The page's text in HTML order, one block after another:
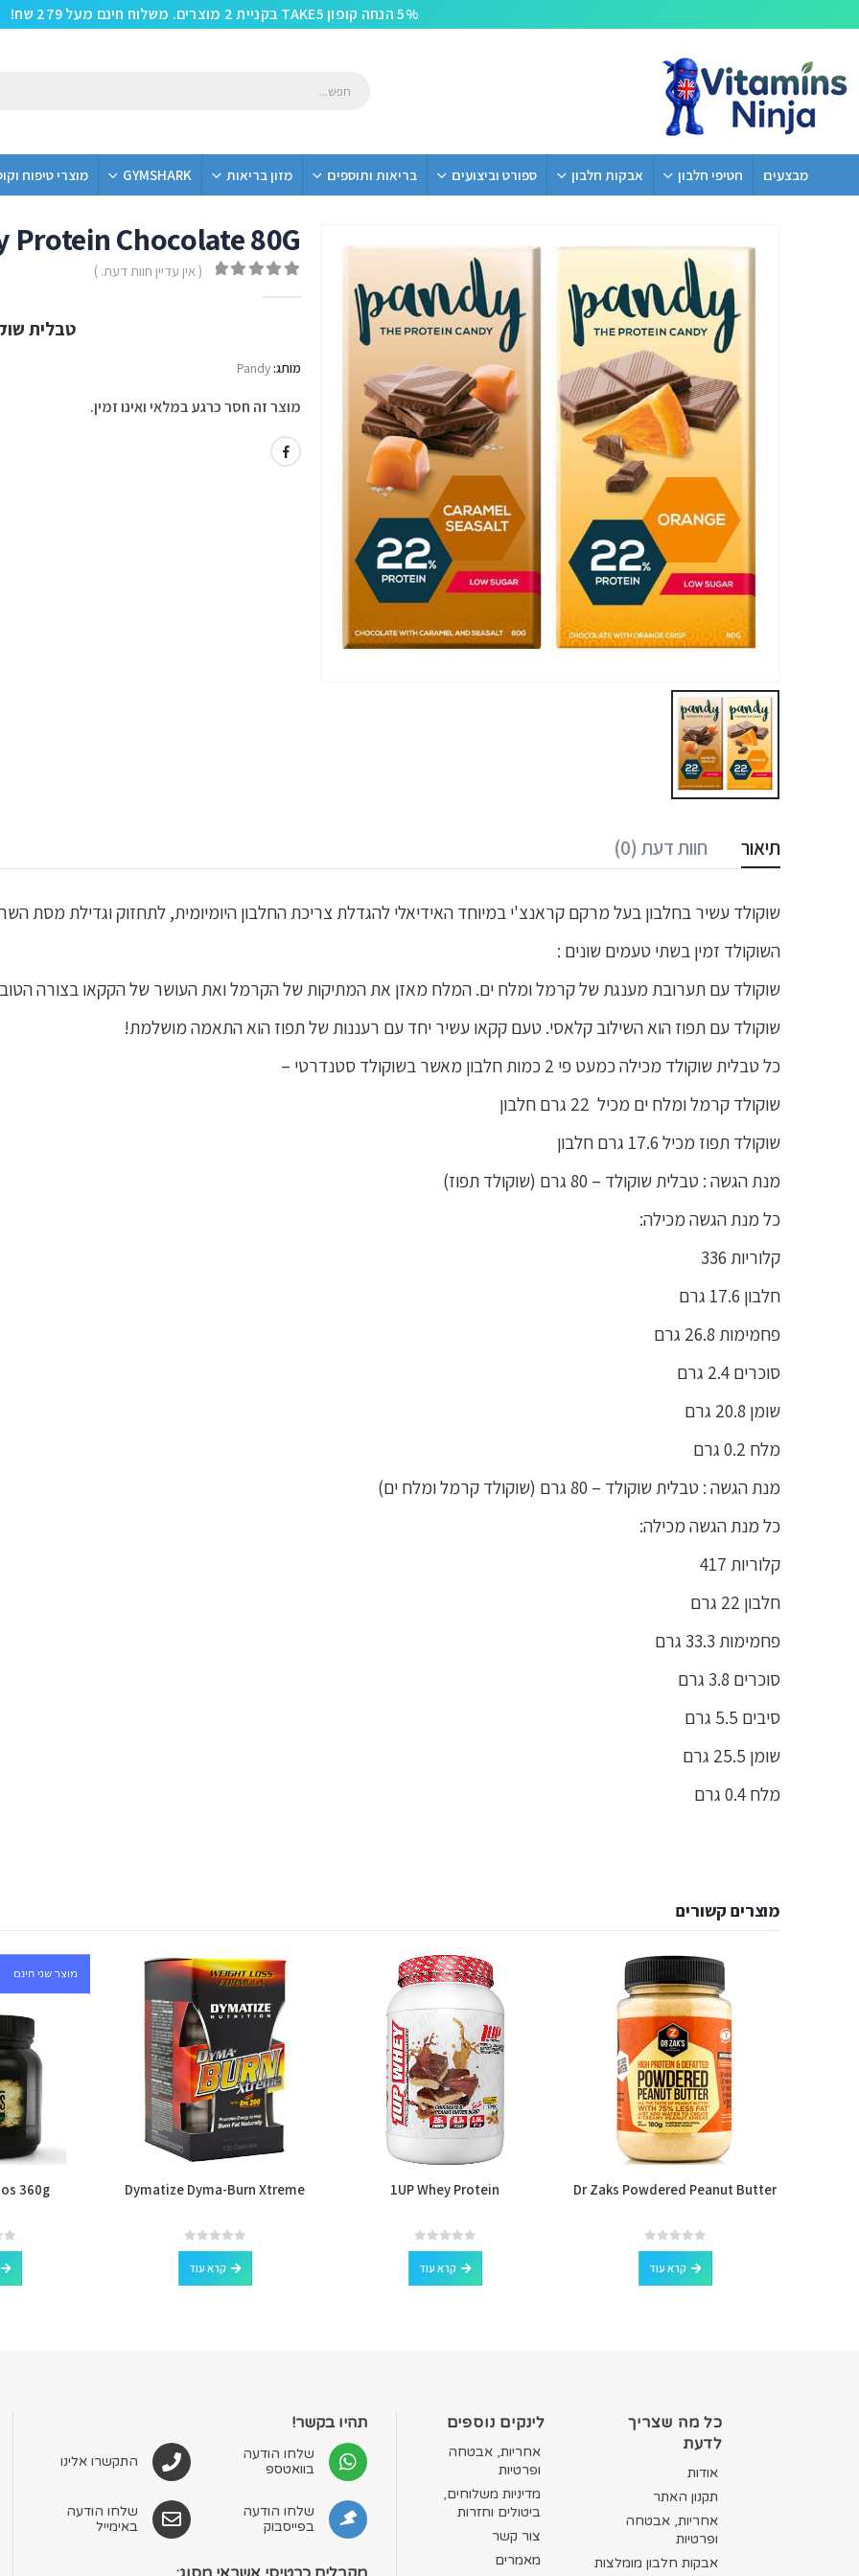
5% הנחה קופון TAKE5 בקניית 2 מוצרים. משלוח חינם מעל 279 שח!
מבצעים חטיפי חלבון אבקות חלבון ספורט וביצועים בריאות ותוספים מזון בריאות GYMSHARK מוצרי טיפוח
Protein Chocolate 80G
( אין עדיין חוות דעת. )
טבלית
מותג:Pandy
מוצר זה חסר כרגע במלאי ואינו זמין.
תיאור חוות דעת (0)
שוקולד עשיר בחלבון בעל מרקם קראנצ'י במיוחד האידיאלי להגדלת צריכת החלבון היומיומית, לתחזוק וגדילת מסת
השוקולד זמין בשתי טעמים שונים :
שוקולד עם תערובת מענגת של קרמל ומלח ים. המלח מאזן את המתיקות של הקרמל ואת העושר של הקקאו בצורה
שוקולד עם תפוז הוא השילוב קלאסי. טעם קקאו עשיר יחד עם רעננות של תפוז הוא התאמה מושלמת!
כל טבלית שוקולד מכילה כמעט פי 2 כמות חלבון מאשר בשוקולד סטנדרטי –
שוקולד קרמל ומלח ים מכיל 22 גרם חלבון
שוקולד תפוז מכיל 17.6 גרם חלבון
מנת הגשה : טבלית שוקולד – 80 גרם (שוקולד תפוז)
כל מנת הגשה מכילה:
קלוריות 336
חלבון 17.6 גרם
פחמימות 26.8 גרם
סוכרים 2.4 גרם
שומן 20.8 גרם
מלח 0.2 גרם
מנת הגשה : טבלית שוקולד – 80 גרם (שוקולד קרמל ומלח ים)
כל מנת הגשה מכילה:
קלוריות 417
חלבון 22 גרם
פחמימות 33.3 גרם
סוכרים 3.8 גרם
סיבים 5.5 גרם
שומן 25.5 גרם
מלח 0.4 גרם
מוצרים קשורים
Dr Zaks Powdered Peanut Butter
0
out of 5
קרא עוד
1UP Whey Protein
0
out of 5
קרא עוד
Dymatize Dyma-Burn Xtreme
0
out of 5
קרא עוד
360g
0
out of 5
כל מה שצריך
לדעת
אודות
תקנון האתר
אחריות, אבטחה
ופרטיות
אבקות חלבון מומלצות
לינקים נוספים
אחריות, אבטחה
ופרטיות
מדיניות משלוחים,
ביטולים וחזרות
צור קשר
מאמרים
תהיו בקשר!
שלחו הודעה
בוואטספ
שלחו הודעה
בפייסבוק
התקשרו אלינו
שלחו הודעה
באימייל